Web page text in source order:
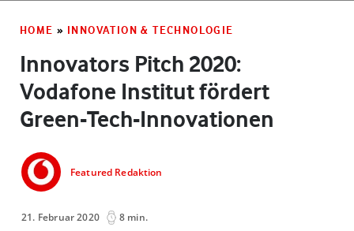
HOME » INNOVATION & TECHNOLOGIE
Innovators Pitch 2020:
Vodafone Institut fördert
Green-Tech-Innovationen
Featured Redaktion
21. Februar 2020 8 min.